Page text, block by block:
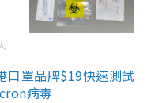
口罩品牌$19快速測試
病毒